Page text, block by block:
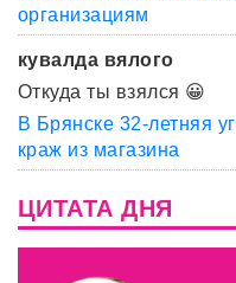
организациям
кувалда вялого
Откуда ты взялся 😀
В Брянске 32-летняя
краж из магазина
ЦИТАТА ДНЯ